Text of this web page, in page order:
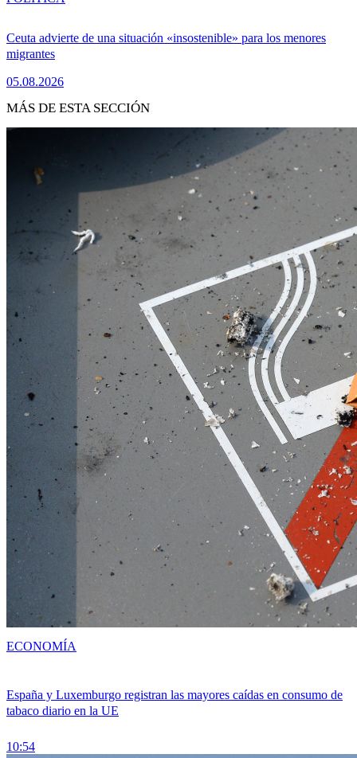
Ceuta advierte de una situación «insostenible» para los menores
migrantes
05.08.2026
MÁS DE ESTA SECCIÓN
España y Luxemburgo registran las mayores caídas en consumo de
tabaco diario en la UE
10:54
ECONOMÍA